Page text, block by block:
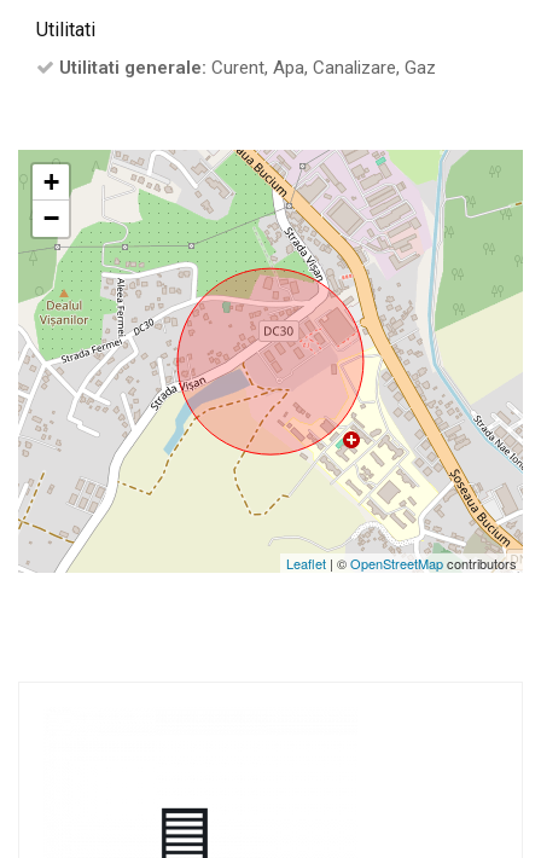
Utilitati
Utilitati generale: Curent, Apa, Canalizare, Gaz
+
−
Leaflet | ©OpenStreetMapcontributors